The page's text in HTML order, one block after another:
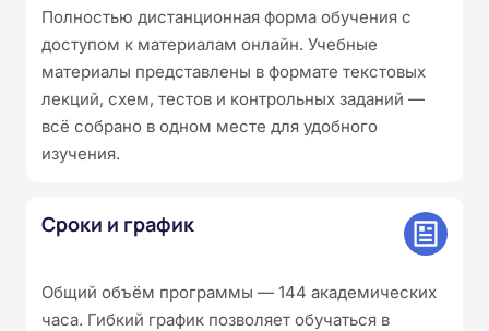
Полностью дистанционная форма обучения с
доступом к материалам онлайн. Учебные
материалы представлены в формате текстовых
лекций, схем, тестов и контрольных заданий —
всё собрано в одном месте для удобного
изучения.
Сроки и график
Общий объём программы — 144 академических
часа. Гибкий график позволяет обучаться в